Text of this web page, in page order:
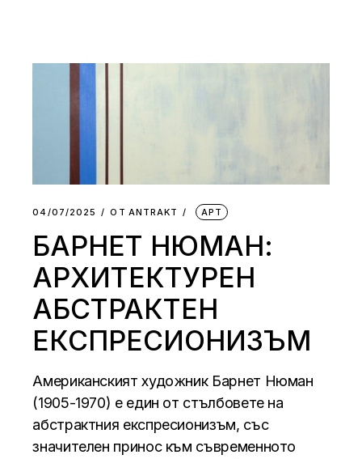
04/07/2025 ОТ АNTRAKT АРТ
БАРНЕТ НЮМАН:
АРХИТЕКТУРЕН
АБСТРАКТЕН
ЕКСПРЕСИОНИЗЪМ
Американският художник Барнет Нюман
(1905-1970) e един от стълбовете на
абстрактния експресионизъм, със
значителен принос към съвременното